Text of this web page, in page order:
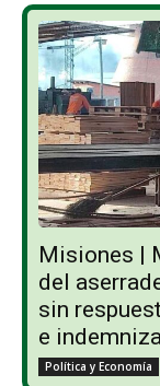
Misiones |
del
sin
e
Política y Economía